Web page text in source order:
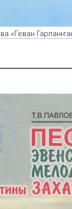
«Геван